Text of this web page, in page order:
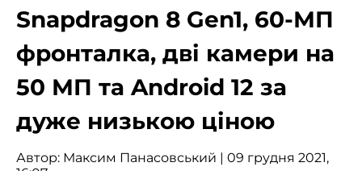
Snapdragon 8 Gen1, 60-МП
фронталка, дві камери на
50 МП та Android 12 за
дуже низькою ціною
Автор: Максим Панасовський | 09 грудня 2021,